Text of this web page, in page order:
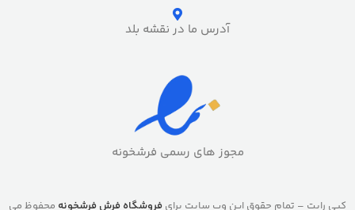
آدرس ما در نقشه بلد
مجوز های رسمی فرشخونه
کپی رایت – تمام حقوق این وب سایت برای فروشگاه فرش فرشخونه محفوظ می